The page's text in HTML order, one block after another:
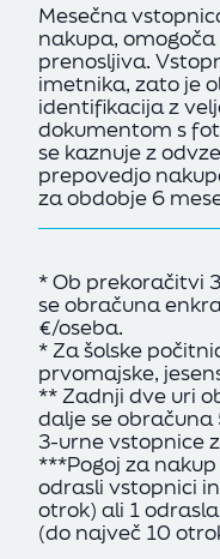
Mesečna
nakupa,
prenosljiva.
imetnika, zato je
identifikacija z
dokumentom s
se kaznuje z
prepovedjo
za obdobje 6
* Ob prekoračitvi
se obračuna
€/oseba.
* Za šolske
prvomajske,
** Zadnji dve uri
dalje se
3-urne vstopnice
***Pogoj za
odrasli vstopnici
otrok) ali 1
(do največ 10